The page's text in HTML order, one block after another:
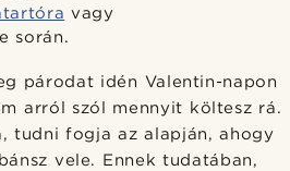
vagy
során.
párodat idén Valentin-napon
arról szól mennyit költesz rá.
tudni fogja az alapján, ahogy
vele. Ennek tudatában,